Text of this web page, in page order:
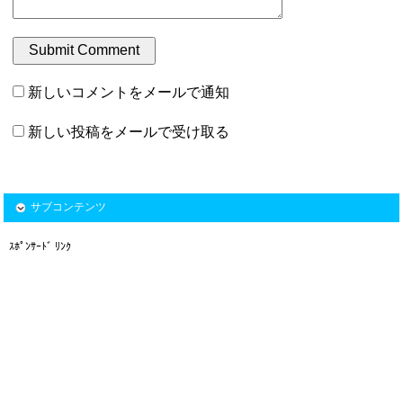
新しいコメントをメールで通知
新しい投稿をメールで受け取る
サブコンテンツ
ｽﾎﾟﾝｻｰﾄﾞ ﾘﾝｸ